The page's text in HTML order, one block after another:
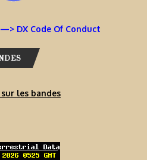
DX Code Of Conduct
les bandes